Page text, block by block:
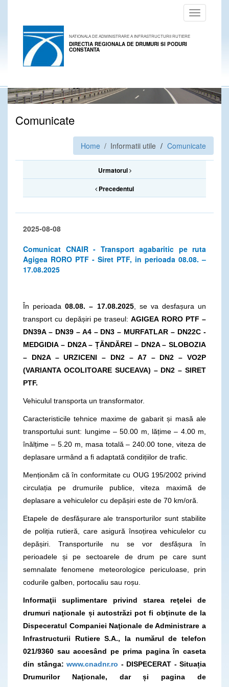
Toggle
navigation
NATIONALA DE ADMINISTRARE A INFRASTRUCTURII RUTIERE
DIRECTIA REGIONALA DE DRUMURI SI PODURI
CONSTANTA
Comunicate
Home / Informatii utile Comunicate
Urmatorul
Precedentul
2025-08-08
Comunicat CNAIR - Transport agabaritic pe ruta
Agigea RORO PTF - Siret PTF, in perioada 08.08. –
17.08.2025
În perioada 08.08. – 17.08.2025, se va desfașura un
transport cu depășiri pe traseul:AGIGEA RORO PTF –
DN39A – DN39 – A4 – DN3 – MURFATLAR – DN22C -
MEDGIDIA – DN2A – ȚĂNDĂREI – DN2A – SLOBOZIA
– DN2A – URZICENI – DN2 – A7 – DN2 – VO2P
(VARIANTA OCOLITOARE SUCEAVA) – DN2 – SIRET
PTF.
Vehiculul transporta un transformator.
Caracteristicile tehnice maxime de gabarit și masă ale
transportului sunt: lungime – 50.00 m, lățime – 4.00 m,
înălțime – 5.20 m, masa totală – 240.00 tone, viteza de
deplasare urmând a fi adaptată condițiilor de trafic.
Menționăm că în conformitate cu OUG 195/2002 privind
circulația pe drumurile publice, viteza maximă de
deplasare a vehiculelor cu depășiri este de 70 km/oră.
Etapele de desfășurare ale transporturilor sunt stabilite
de poliția rutieră, care asigură însoțirea vehiculelor cu
depășiri. Transporturile nu se vor desfășura în
perioadele și pe sectoarele de drum pe care sunt
semnalate fenomene meteorologice periculoase, prin
codurile galben, portocaliu sau roșu.
Informaţii suplimentare privind starea reţelei de
drumuri naţionale și autostrăzi pot fi obţinute de la
Dispeceratul Companiei Naţionale de Administrare a
Infrastructurii Rutiere S.A., la numărul de telefon
021/9360 sau accesând pe prima pagina în caseta
din stânga: www.cnadnr.ro - DISPECERAT - Situația
Drumurilor Naţionale, dar și pagina de